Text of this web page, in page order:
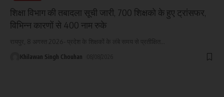
शिक्षा विभाग की तबादला सूची जारी, 700 शिक्षको के हुए ट्रांसफर,
विभिन्न कारणों से 400 नाम रुके
Khilawan Singh Chouhan